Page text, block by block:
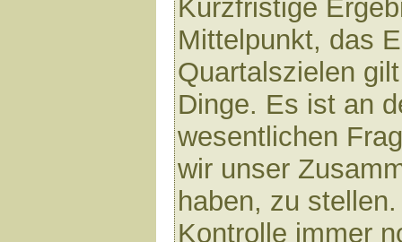
Kurzfristige
Mittelpunkt, das
Quartalszielen
Dinge. Es ist an
wesentlichen
wir unser
haben, zu
Kontrolle immer